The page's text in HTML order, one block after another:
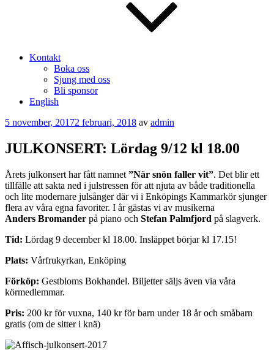
Kontakt
Boka oss
Sjung med oss
Bli sponsor
English
Publicerat
5 november, 20172 februari, 2018 av admin
JULKONSERT: Lördag 9/12 kl 18.00
Årets julkonsert har fått namnet ”När snön faller vit”. Det blir ett
tillfälle att sakta ned i julstressen för att njuta av både traditionella
och lite modernare julsånger där vi i Enköpings Kammarkör sjunger
flera av våra egna favoriter. I år gästas vi av musikerna
Anders Bromander på piano och Stefan Palmfjord på slagverk.
Tid: Lördag 9 december kl 18.00. Insläppet börjar kl 17.15!
Plats: Vårfrukyrkan, Enköping
Förköp: Gestbloms Bokhandel. Biljetter säljs även via våra
körmedlemmar.
Pris: 200 kr för vuxna, 140 kr för barn under 18 år och småbarn
gratis (om de sitter i knä)